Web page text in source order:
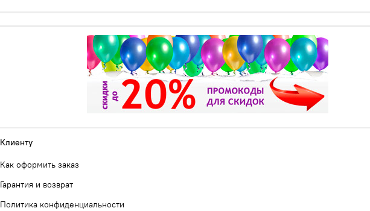
Клиенту
Как оформить заказ
Гарантия и возврат
Политика конфиденциальности